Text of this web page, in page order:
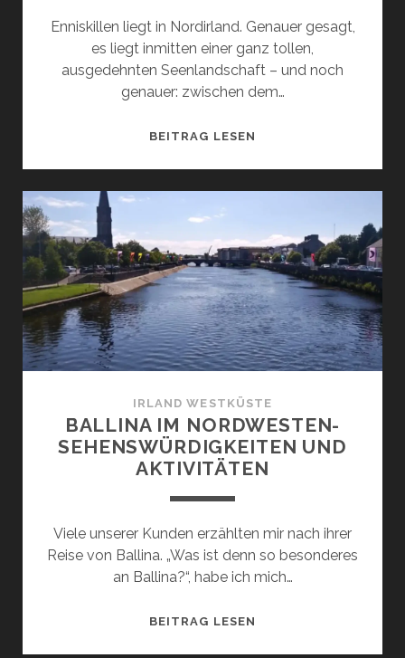
Enniskillen liegt in Nordirland. Genauer gesagt,
es liegt inmitten einer ganz tollen,
ausgedehnten Seenlandschaft – und noch
genauer: zwischen dem…
BEITRAG LESEN
ENTDECKE
DAS
HERZ
DER
ERNE-
REGION
IRLAND WESTKÜSTE
BALLINA IM NORDWESTEN-
SEHENSWÜRDIGKEITEN UND
AKTIVITÄTEN
Viele unserer Kunden erzählten mir nach ihrer
Reise von Ballina. „Was ist denn so besonderes
an Ballina?“, habe ich mich…
BEITRAG LESEN